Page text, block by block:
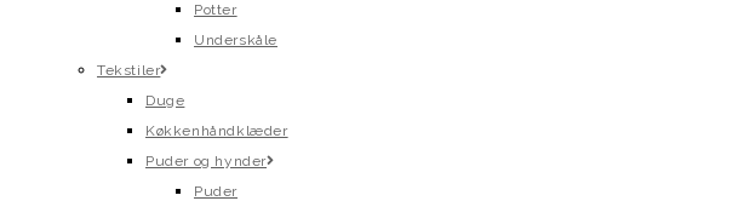
Potter
Underskåle
Tekstiler
Duge
Køkkenhåndklæder
Puder og hynder
Puder